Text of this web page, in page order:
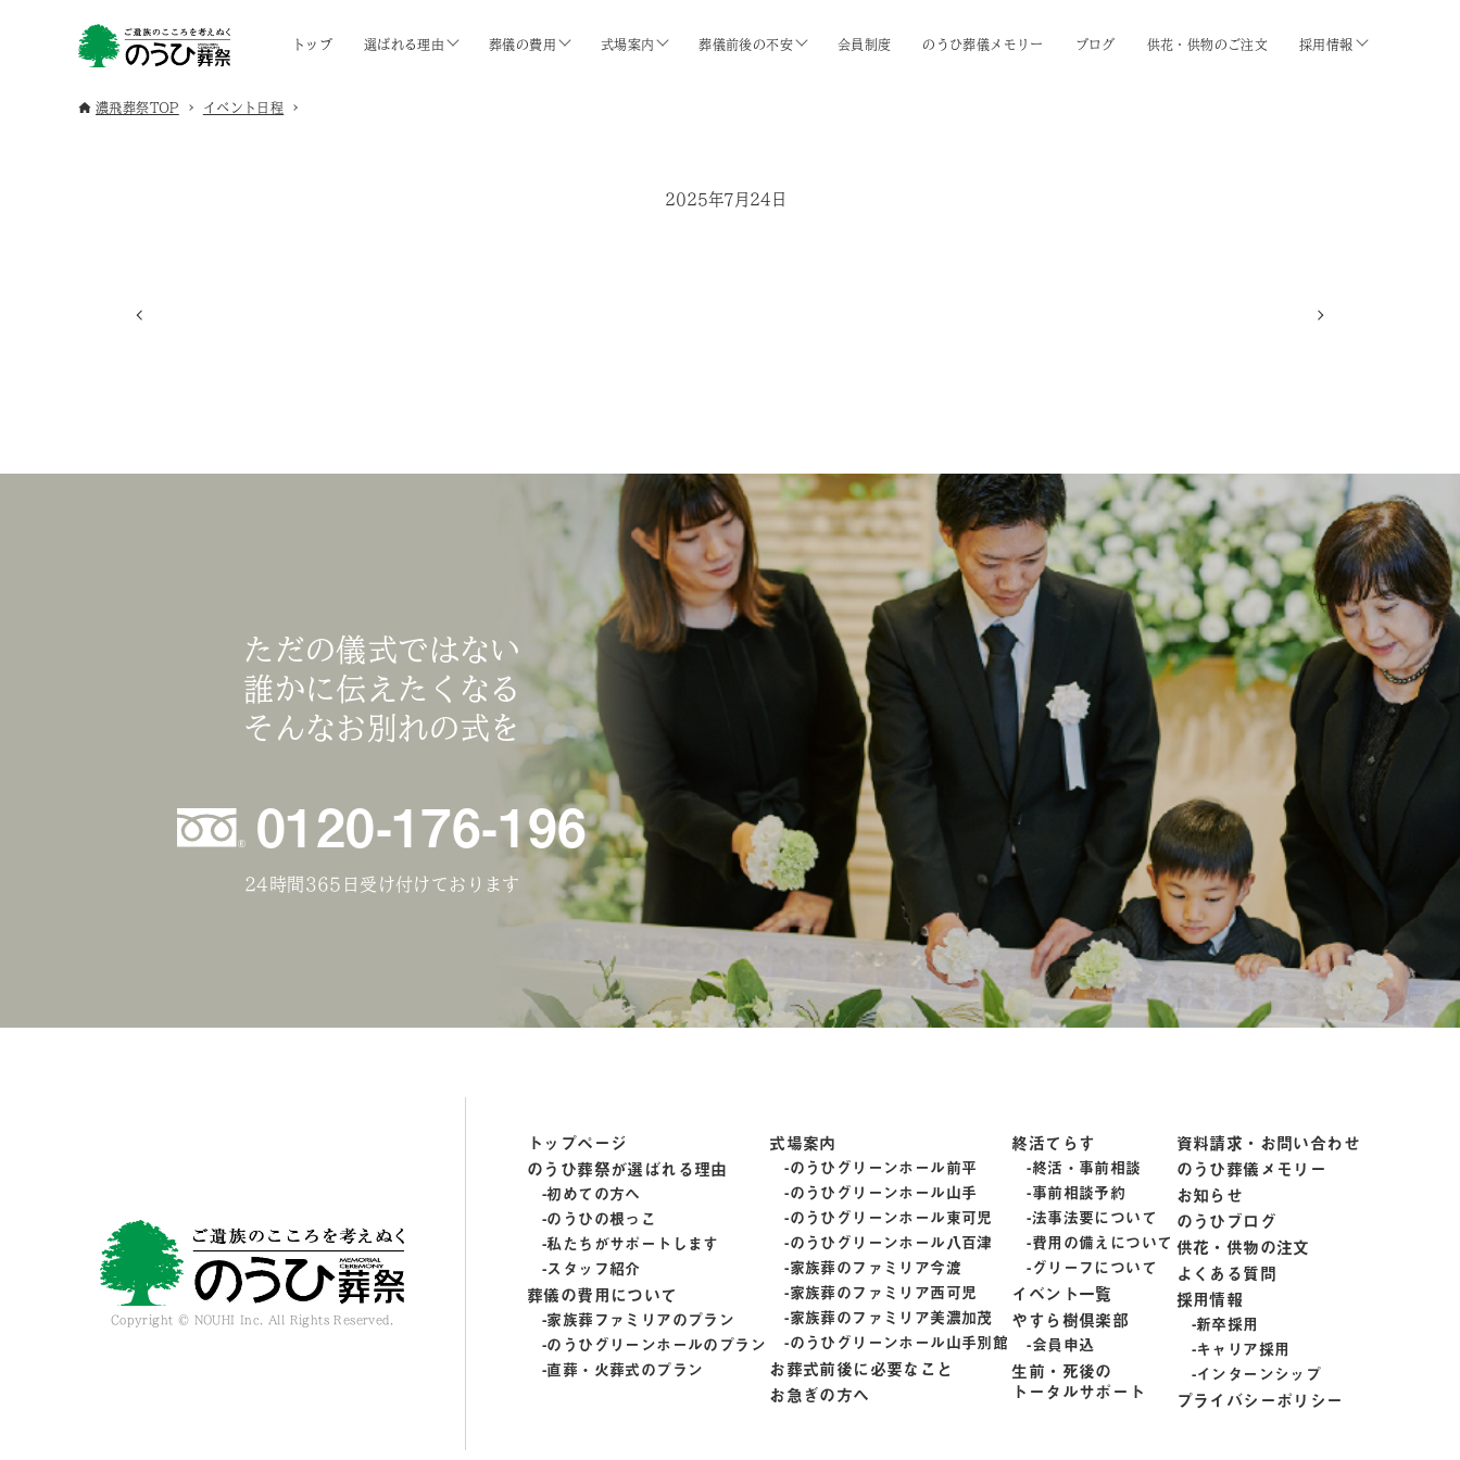
トップ 選ばれる理由 葬儀の費用 式場案内 葬儀前後の不安 会員制度 のうひ葬儀メモリー ブログ 供花・供物のご注文 採用情報
濃飛葬祭TOP イベント日程
2025年7月24日
ただの儀式ではない
誰かに伝えたくなる
そんなお別れの式を
0120-176-196
24時間365日受け付けております
Copyright © NOUHI Inc. All Rights Reserved.
トップページ
のうひ葬祭が選ばれる理由
初めての方へ
のうひの根っこ
私たちがサポートします
スタッフ紹介
葬儀の費用について
家族葬ファミリアのプラン
のうひグリーンホールのプラン
直葬・火葬式のプラン
式場案内
のうひグリーンホール前平
のうひグリーンホール山手
のうひグリーンホール東可児
のうひグリーンホール八百津
家族葬のファミリア今渡
家族葬のファミリア西可児
家族葬のファミリア美濃加茂
のうひグリーンホール山手別館
お葬式前後に必要なこと
お急ぎの方へ
終活てらす
終活・事前相談
事前相談予約
法事法要について
費用の備えについて
グリーフについて
イベント一覧
やすら樹倶楽部
会員申込
生前・死後の
トータルサポート
資料請求・お問い合わせ
のうひ葬儀メモリー
お知らせ
のうひブログ
供花・供物の注文
よくある質問
採用情報
新卒採用
キャリア採用
インターンシップ
プライバシーポリシー